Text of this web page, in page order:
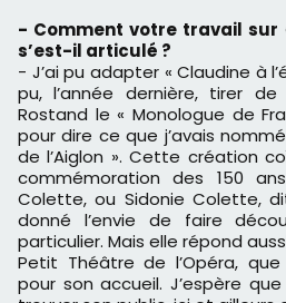
- Comment votre travail sur
s’est-il articulé ?
- J’ai pu adapter « Claudine à
pu, l’année dernière, tirer de
Rostand le « Monologue de
pour dire ce que j’avais
de l’Aiglon ». Cette création
commémoration des 150
Colette, ou Sidonie Colette,
donné l’envie de faire
particulier. Mais elle répond
Petit Théâtre de l’Opéra,
pour son accueil. J’espère